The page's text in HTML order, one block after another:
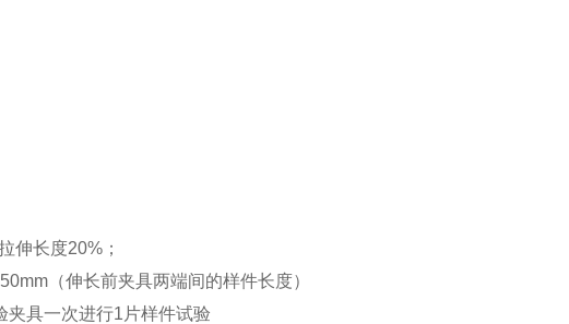
伸长度20%；
（伸长前夹具两端间的样件长度）
夹具一次进行1片样件试验